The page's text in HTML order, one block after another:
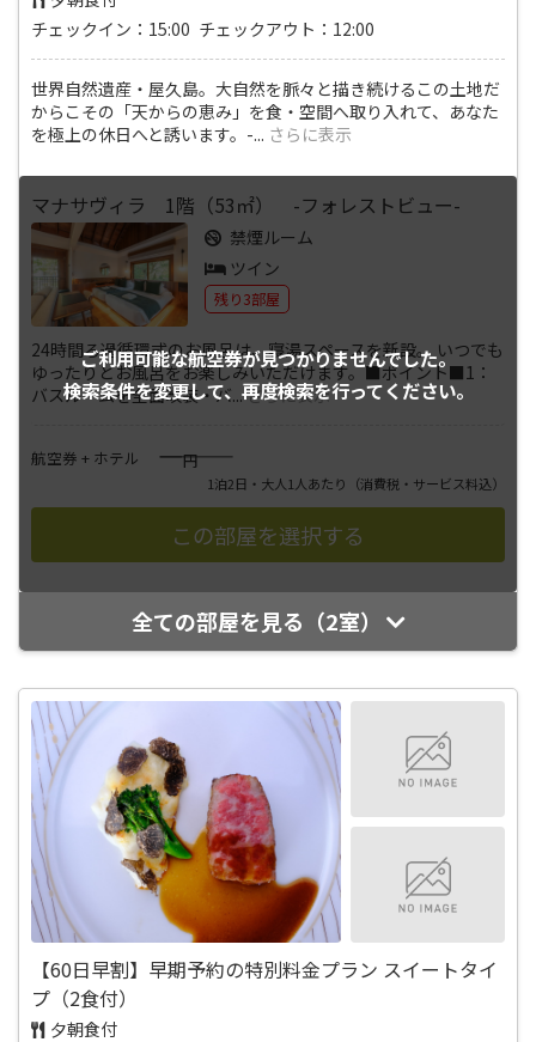
チェックイン：15:00 チェックアウト：12:00
世界自然遺産・屋久島。大自然を脈々と描き続けるこの土地だ
からこその「天からの恵み」を食・空間へ取り入れて、あなた
を極上の休日へと誘います。-... さらに表示
ご利用可能な航空券が見つかりませんでした。
検索条件を変更して、 再度検索を行ってください。
マナサヴィラ 1階（53㎡） -フォレストビュー-
禁煙ルーム
ツイン
残り3部屋
24時間ろ過循環式のお風呂は、寝湯スペースを新設。 いつでも
ゆったりとお風呂をお楽しみいただけます。■ポイント■1：
バスルームを全面改装・バ...さらに表示
航空券 + ホテル ――――円
1泊2日・大人1人あたり （消費税・サービス料込）
全ての部屋を見る（2室）
【60日早割】早期予約の特別料金プラン スイートタイ
プ（2食付）
夕朝食付